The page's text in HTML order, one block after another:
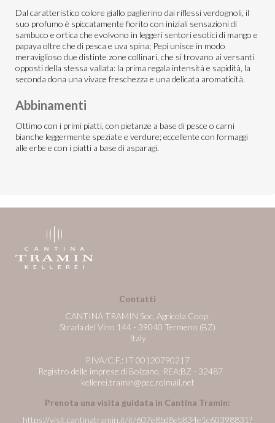
Dal caratteristico colore giallo paglierino dai riflessi verdognoli, il
suo profumo è spiccatamente fiorito con iniziali sensazioni di
sambuco e ortica che evolvono in leggeri sentori esotici di mango e
papaya oltre che di pesca e uva spina; Pepi unisce in modo
meraviglioso due distinte zone collinari, che si trovano ai versanti
opposti della stessa vallata: la prima regala intensità e sapidità, la
seconda dona una vivace freschezza e una delicata aromaticità.
Abbinamenti
Ottimo con i primi piatti, con pietanze a base di pesce o carni
bianche leggermente speziate e verdure; eccellente con formaggi
alle erbe e con i piatti a base di asparagi.
Contatti
CANTINA TRAMIN Soc. Agricola Coop.
Strada del Vino 144 - 39040 Termeno (BZ)
Italy
P.IVA/C.F.: IT 00120790217
Registro delle imprese di Bolzano, REA:BZ - 32487
kellerei.tramin@pec.rolmail.net
Prenota una visita guidata in Cantina Tramin:
https://visit.cantinatramin.it/it/607e8bd8eb834e1c60398831?